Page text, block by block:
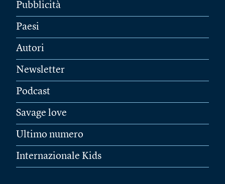
Pubblicità
Paesi
Autori
Newsletter
Podcast
Savage love
Ultimo numero
Internazionale Kids